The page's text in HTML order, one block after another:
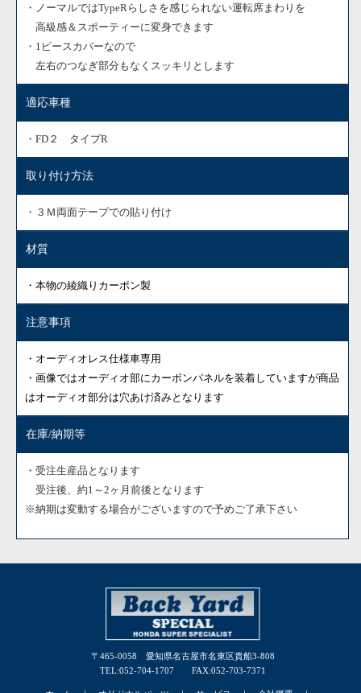
・ノーマルではTypeRらしさを感じられない運転席まわりを
高級感＆スポーティーに変身できます
・1ピースカバーなので
左右のつなぎ部分もなくスッキリとします
適応車種
・FD２ タイプR
取り付け方法
・３Ｍ両面テープでの貼り付け
材質
・本物の綾織りカーボン製
注意事項
・オーディオレス仕様車専用
・画像ではオーディオ部にカーボンパネルを装着していますが商品
はオーディオ部分は穴あけ済みとなります
在庫/納期等
・受注生産品となります
受注後、約1～2ヶ月前後となります
※納期は変動する場合がございますので予めご了承下さい
〒465-0058 愛知県名古屋市名東区貴船3-808
TEL:052-704-1707 FAX:052-703-7371